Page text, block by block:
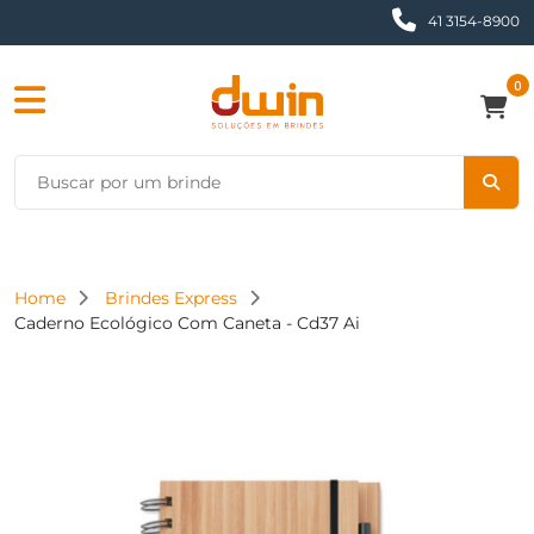
41 3154-8900
0
Home
Brindes Express
Caderno Ecológico Com Caneta - Cd37 Ai